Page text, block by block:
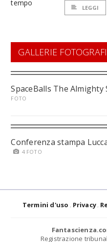
LEGGI
GALLERIE
SpaceBalls The Almighty
FOTO
Conferenza stampa
4 FOTO
Termini d'uso Privacy
Registrazione